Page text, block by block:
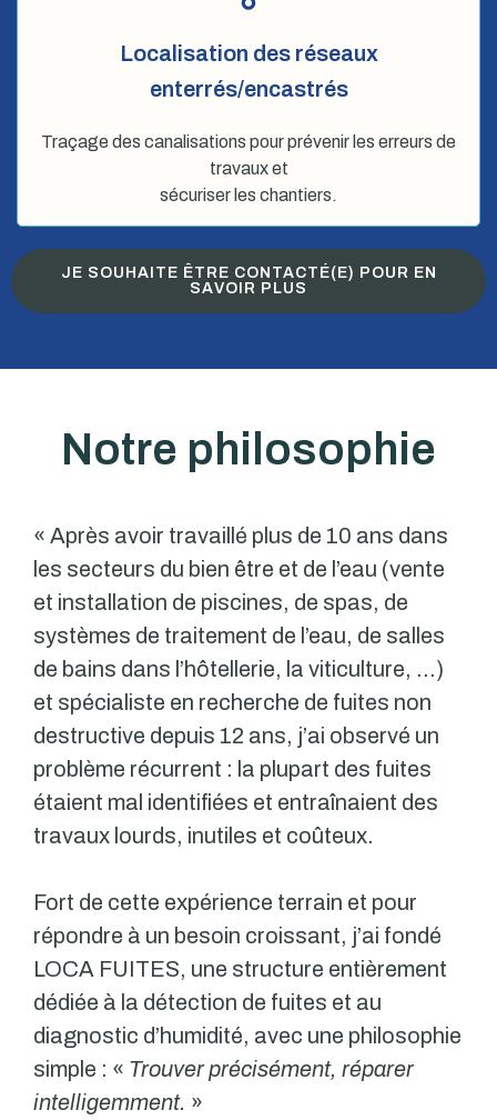
Localisation des réseaux
enterrés/encastrés
Traçage des canalisations pour prévenir les erreurs de
travaux et
sécuriser les chantiers.
JE SOUHAITE ÊTRE CONTACTÉ(E) POUR EN
SAVOIR PLUS
Notre philosophie
« Après avoir travaillé plus de 10 ans dans
les secteurs du bien être et de l’eau (vente
et installation de piscines, de spas, de
systèmes de traitement de l’eau, de salles
de bains dans l’hôtellerie, la viticulture, …)
et spécialiste en recherche de fuites non
destructive depuis 12 ans, j’ai observé un
problème récurrent : la plupart des fuites
étaient mal identifiées et entraînaient des
travaux lourds, inutiles et coûteux.
Fort de cette expérience terrain et pour
répondre à un besoin croissant, j’ai fondé
LOCA FUITES, une structure entièrement
dédiée à la détection de fuites et au
diagnostic d’humidité, avec une philosophie
simple : « Trouver précisément, réparer
intelligemment. »